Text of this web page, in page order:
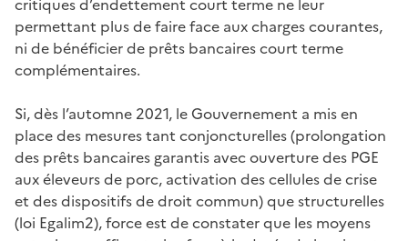
permettant plus de faire face aux charges courantes,
ni de bénéficier de prêts bancaires court terme
complémentaires.
Si, dès l’automne 2021, le Gouvernement a mis en
place des mesures tant conjoncturelles (prolongation
des prêts bancaires garantis avec ouverture des PGE
aux éleveurs de porc, activation des cellules de crise
et des dispositifs de droit commun) que structurelles
(loi Egalim2), force est de constater que les moyens